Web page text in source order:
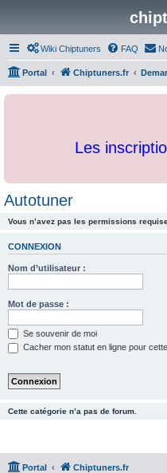
Wiki Chiptuners FAQ
Portal Chiptuners.fr
Les
Autotuner
Vous n’avez pas les permissions
CONNEXION
Nom d’utilisateur :
Mot de passe :
Se souvenir de moi
Cacher mon statut en ligne pour
Cette catégorie n’a pas de forum.
Portal Chiptuners.fr